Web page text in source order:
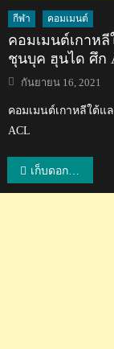
กีฬา คอมเมนต์
คอมเมนต์เกาห
ชุนบุค ฮุนได ศึก
Posted
on
กันยายน 16, 2021
คอมเมนต์เกาหลีใต้
ACL
แนะแนว
เก็บดอกเบี้ยเกินกฎหมายกำหนด ดอกเบี้ยถือเป็นโมฆะ